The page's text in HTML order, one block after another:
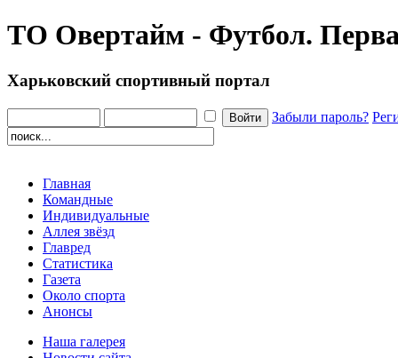
ТО Овертайм - Футбол.
Харьковский спортивный портал
Забыли пароль?
Главная
Командные
Индивидуальные
Аллея звёзд
Главред
Статистика
Газета
Около спорта
Анонсы
Наша галерея